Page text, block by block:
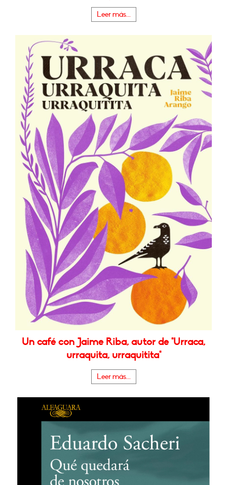
Leer más...
Un café con Jaime Riba, autor de "Urraca,
urraquita, urraquitita"
Leer más...